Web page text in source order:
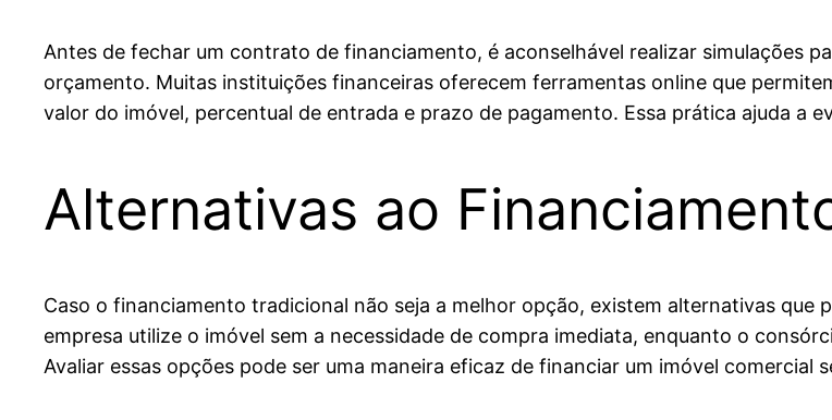
Antes de fechar um contrato de financiamento, é aconselhável realizar simulações
orçamento. Muitas instituições financeiras oferecem ferramentas online que
valor do imóvel, percentual de entrada e prazo de pagamento. Essa prática ajuda a
Alternativas ao
Caso o financiamento tradicional não seja a melhor opção, existem alternativas que
empresa utilize o imóvel sem a necessidade de compra imediata, enquanto o
Avaliar essas opções pode ser uma maneira eficaz de financiar um imóvel comercial